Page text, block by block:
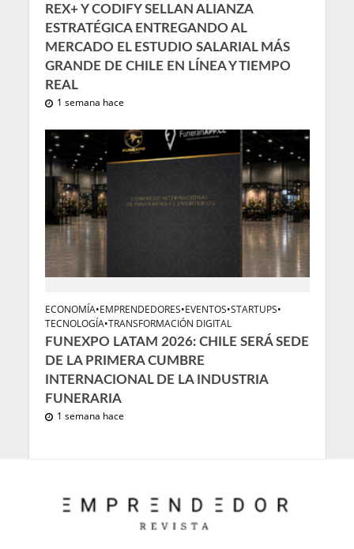
REX+ Y CODIFY SELLAN ALIANZA
ESTRATÉGICA ENTREGANDO AL
MERCADO EL ESTUDIO SALARIAL MÁS
GRANDE DE CHILE EN LÍNEA Y TIEMPO
REAL
1 semana hace
ECONOMÍA•EMPRENDEDORES•EVENTOS•STARTUPS•
TECNOLOGÍA•TRANSFORMACIÓN DIGITAL
FUNEXPO LATAM 2026: CHILE SERÁ SEDE
DE LA PRIMERA CUMBRE
INTERNACIONAL DE LA INDUSTRIA
FUNERARIA
1 semana hace